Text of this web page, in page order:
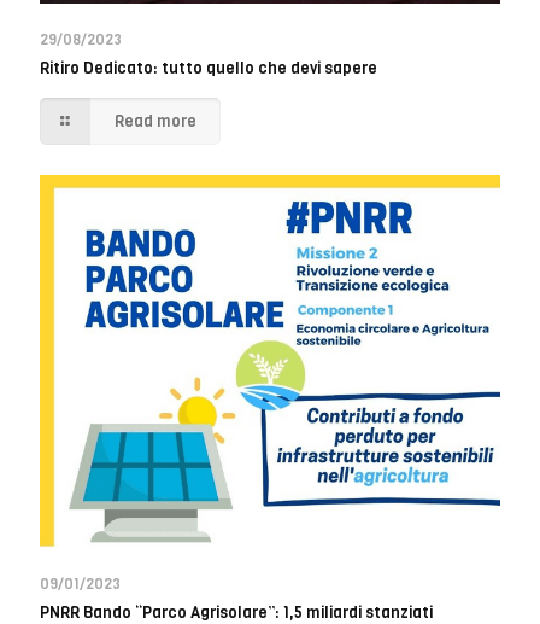
29/08/2023
Ritiro Dedicato: tutto quello che devi sapere
Read more
09/01/2023
PNRR Bando “Parco Agrisolare”: 1,5 miliardi stanziati